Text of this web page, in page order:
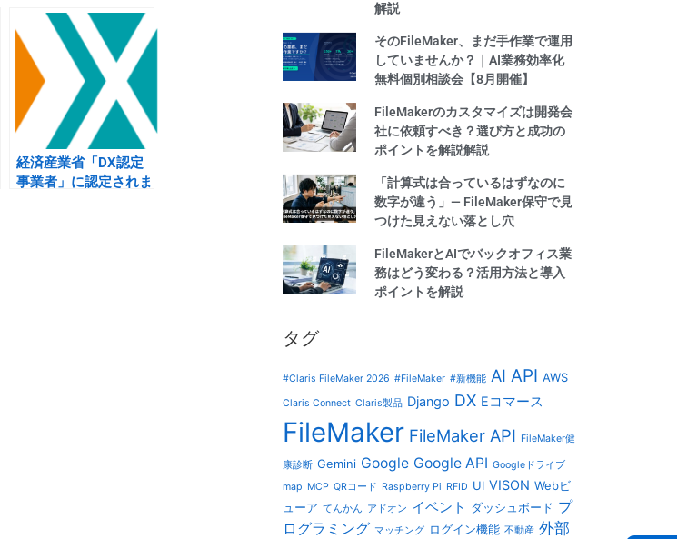
経済産業省「DX認定
事業者」に認定されま
解説
そのFileMaker、まだ手作業で運用
していませんか？｜AI業務効率化
無料個別相談会【8月開催】
FileMakerのカスタマイズは開発会
社に依頼すべき？選び方と成功の
ポイントを解説解説
「計算式は合っているはずなのに
数字が違う」— FileMaker保守で見
つけた見えない落とし穴
FileMakerとAIでバックオフィス業
務はどう変わる？活用方法と導入
ポイントを解説
タグ
#Claris FileMaker 2026 #FileMaker #新機能 AI API AWS
Claris Connect Claris製品 Django DX Eコマース
FileMaker FileMaker API FileMaker健
康診断 Gemini Google Google API Googleドライブ
map MCP QRコード Raspberry Pi RFID UI VISON Webビ
ューア てんかん アドオン イベント ダッシュボード プ
ログラミング マッチング ログイン機能 不動産 外部